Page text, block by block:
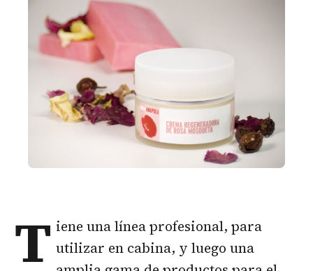
T iene una línea profesional, para
utilizar en cabina, y luego una